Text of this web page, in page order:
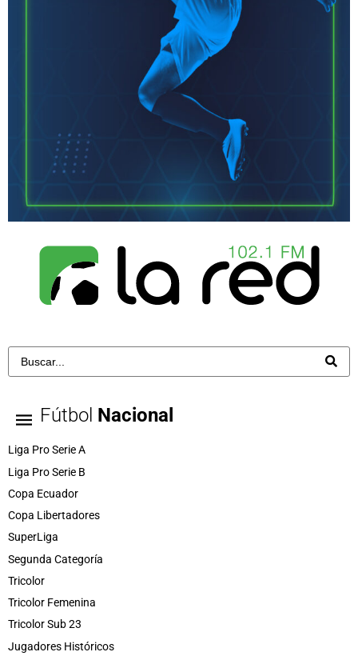
Fútbol Nacional
Liga Pro Serie A
Liga Pro Serie B
Copa Ecuador
Copa Libertadores
SuperLiga
Segunda Categoría
Tricolor
Tricolor Femenina
Tricolor Sub 23
Jugadores Históricos